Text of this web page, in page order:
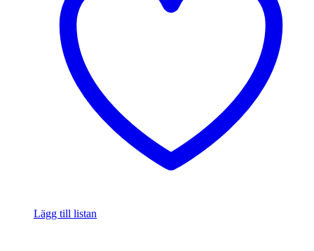
Lägg till listan